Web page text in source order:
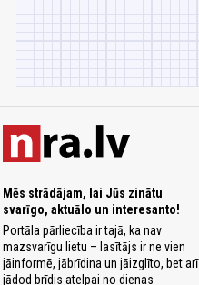
Mēs strādājam, lai Jūs zinātu
svarīgo, aktuālo un interesanto!
Portāla pārliecība ir tajā, ka nav
mazsvarīgu lietu – lasītājs ir ne vien
jāinformē, jābrīdina un jāizglīto, bet arī
jādod brīdis atelpai no dienas